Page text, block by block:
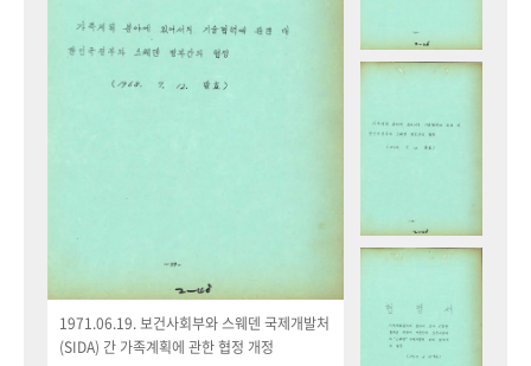
1971.06.19. 보건사회부와 스웨덴 국제개발처
(SIDA) 간 가족계획에 관한 협정 개정